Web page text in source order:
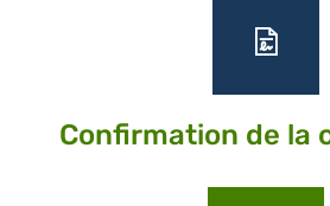
Confirmation de la